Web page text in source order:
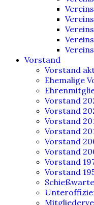
Vorstand
Vorstand
Ehemalige
Vorstand
Vorstand
Vorstand
Vorstand
Vorstand
Vorstand
Vorstand
Vorstand
Schießwarte